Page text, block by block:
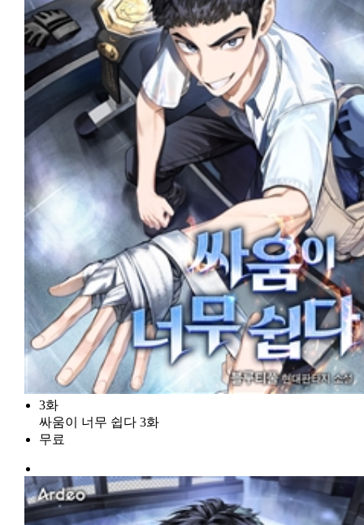
3화
싸움이 너무 쉽다 3화
무료